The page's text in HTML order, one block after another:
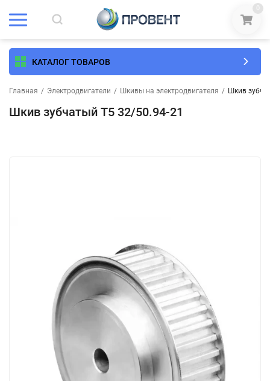
0
КАТАЛОГ ТОВАРОВ
Главная / Электродвигатели / Шкивы на электродвигателя / Шкив
Шкив зубчатый T5 32/50.94-21